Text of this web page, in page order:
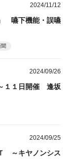
2024/11/12
嚥下機能・誤嚥
2024/09/26
１１日開催 逢坂
2024/09/25
～キヤノンシス